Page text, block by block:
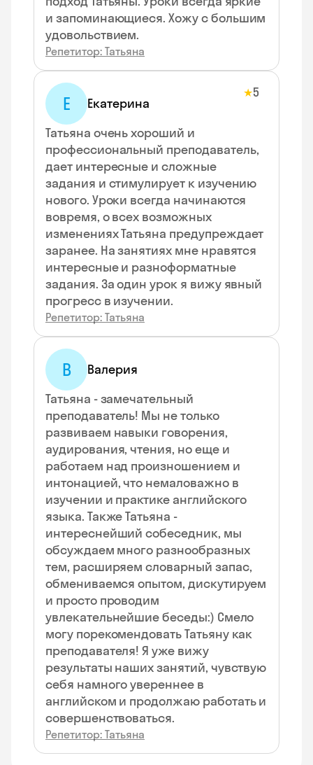
и запоминающиеся. Хожу с большим
удовольствием.
Репетитор: Татьяна
Е Екатерина
★5
Татьяна очень хороший и
профессиональный преподаватель,
дает интересные и сложные
задания и стимулирует к изучению
нового. Уроки всегда начинаются
вовремя, о всех возможных
изменениях Татьяна предупреждает
заранее. На занятиях мне нравятся
интересные и разноформатные
задания. За один урок я вижу явный
прогресс в изучении.
Репетитор: Татьяна
В
Валерия
Татьяна - замечательный
преподаватель! Мы не только
развиваем навыки говорения,
аудирования, чтения, но еще и
работаем над произношением и
интонацией, что немаловажно в
изучении и практике английского
языка. Также Татьяна -
интереснейший собеседник, мы
обсуждаем много разнообразных
тем, расширяем словарный запас,
обмениваемся опытом, дискутируем
и просто проводим
увлекательнейшие беседы:) Смело
могу порекомендовать Татьяну как
преподавателя! Я уже вижу
результаты наших занятий, чувствую
себя намного увереннее в
английском и продолжаю работать и
совершенствоваться.
Репетитор: Татьяна